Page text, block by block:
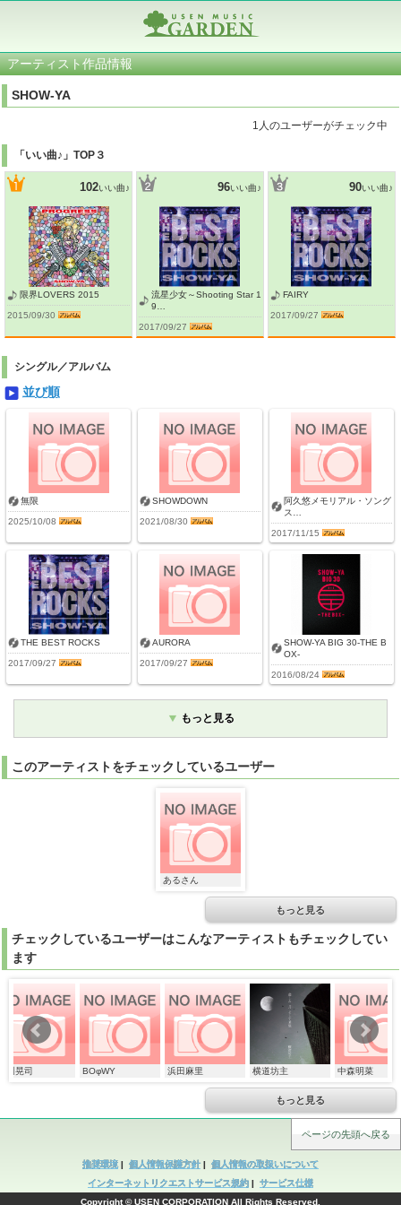
アーティスト作品情報
SHOW-YA
1人のユーザーがチェック中
「いい曲♪」TOP３
102いい曲♪
限界LOVERS 2015
2015/09/30
96いい曲♪
流星少女～Shooting Star 1
9…
2017/09/27
90いい曲♪
FAIRY
2017/09/27
シングル／アルバム
並び順
無限
2025/10/08
SHOWDOWN
2021/08/30
阿久悠メモリアル・ソング
ス…
2017/11/15
THE BEST ROCKS
2017/09/27
AURORA
2017/09/27
SHOW-YA BIG 30-THE B
OX-
2016/08/24
もっと見る
このアーティストをチェックしているユーザー
あるさん
もっと見る
チェックしているユーザーはこんなアーティストもチェックしてい
ます
浜田麻里 横道坊主 中森明菜
もっと見る
ページの先頭へ戻る
推奨環境 | 個人情報保護方針 | 個人情報の取扱いについて
インターネットリクエストサービス規約 | サービス仕様
Copyright © USEN CORPORATION All Rights Reserved.